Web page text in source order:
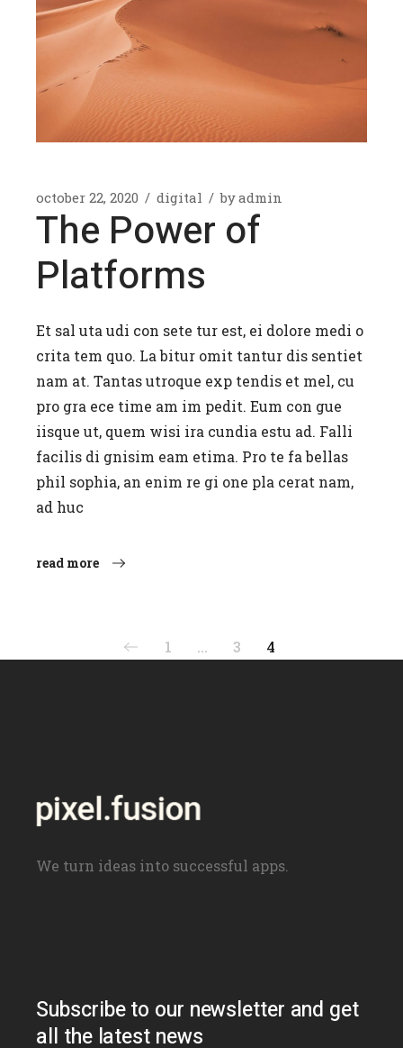
october 22, 2020 digital byadmin
The Power of
Platforms
Et sal uta udi con sete tur est, ei dolore medi o
crita tem quo. La bitur omit tantur dis sentiet
nam at. Tantas utroque exp tendis et mel, cu
pro gra ece time am im pedit. Eum con gue
iisque ut, quem wisi ira cundia estu ad. Falli
facilis di gnisim eam etima. Pro te fa bellas
phil sophia, an enim re gi one pla cerat nam,
ad huc
read more
Posts 1 … 3 4
We turn ideas into successful apps.
Subscribe to our newsletter and get
all the latest news